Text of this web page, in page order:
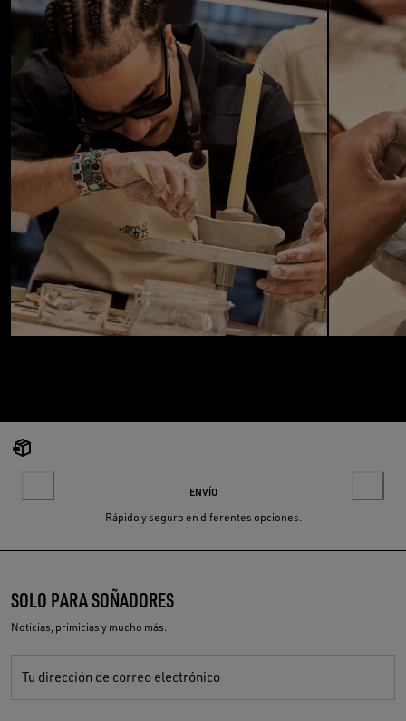
ENVÍO
Rápido y seguro en diferentes opciones.
SOLO PARA SOÑADORES
Noticias, primicias y mucho más.
Tu dirección de correo electrónico